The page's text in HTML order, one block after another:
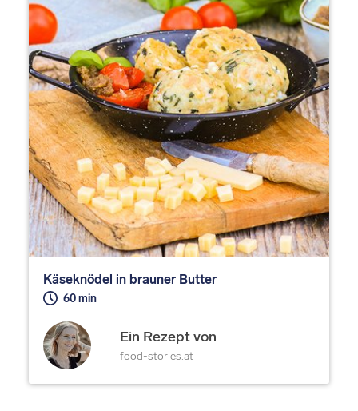
Käseknödel in brauner Butter
60 min
Ein Rezept von
food-stories.at